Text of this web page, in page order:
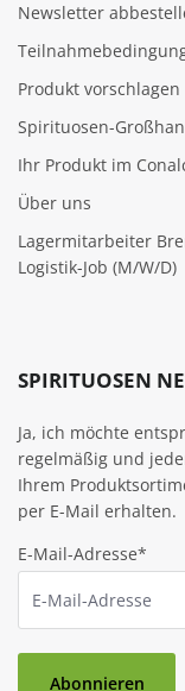
Newsletter
Produkt vorschlagen
Spirituosen-
Ihr Produkt im
Über uns
Lagermitarbeiter
Logistik-Job (M/W/D)
SPIRITUOSEN
Ja, ich möchte
regelmäßig und
Ihrem
per E-Mail erhalten.
E-Mail-Adresse*
Abonnieren